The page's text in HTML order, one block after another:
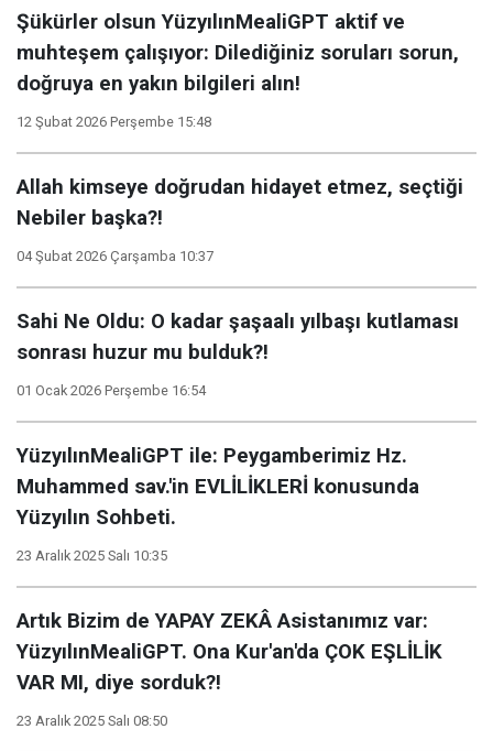
Şükürler olsun YüzyılınMealiGPT aktif ve
muhteşem çalışıyor: Dilediğiniz soruları sorun,
doğruya en yakın bilgileri alın!
12 Şubat 2026 Perşembe 15:48
Allah kimseye doğrudan hidayet etmez, seçtiği
Nebiler başka?!
04 Şubat 2026 Çarşamba 10:37
Sahi Ne Oldu: O kadar şaşaalı yılbaşı kutlaması
sonrası huzur mu bulduk?!
01 Ocak 2026 Perşembe 16:54
YüzyılınMealiGPT ile: Peygamberimiz Hz.
Muhammed sav.'in EVLİLİKLERİ konusunda
Yüzyılın Sohbeti.
23 Aralık 2025 Salı 10:35
Artık Bizim de YAPAY ZEKÂ Asistanımız var:
YüzyılınMealiGPT. Ona Kur'an'da ÇOK EŞLİLİK
VAR MI, diye sorduk?!
23 Aralık 2025 Salı 08:50